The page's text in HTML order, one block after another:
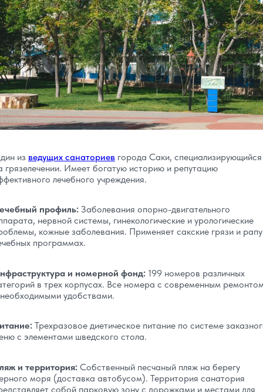
из ведущих санаториев города Саки, специализирующийся
грязелечении. Имеет богатую историю и репутацию
лечебного учреждения.
профиль: Заболевания опорно-двигательного
нервной системы, гинекологические и урологические
кожные заболевания. Применяет сакские грязи и
программах.
и номерной фонд: 199 номеров различных
в трех корпусах. Все номера с современным
удобствами.
Трехразовое диетическое питание по системе
с элементами шведского стола.
и территория: Собственный песчаный пляж на берегу
моря (доставка автобусом). Территория санатория
собой парковую зону с дорожками и местами для